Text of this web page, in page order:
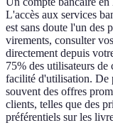
L'accès aux services
est sans doute l'un des
virements, consulter
directement depuis
75% des utilisateurs de
facilité d'utilisation. De
souvent des offres
clients, telles que des
préférentiels sur les